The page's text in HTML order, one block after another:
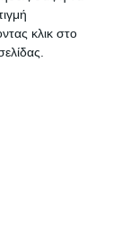
κλικ στο